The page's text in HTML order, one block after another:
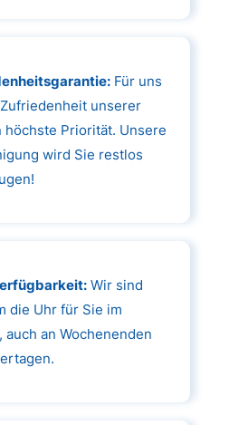
Für uns
unserer
höchste Priorität. Unsere
wird Sie restlos
Wir sind
die Uhr für Sie im
auch an Wochenenden